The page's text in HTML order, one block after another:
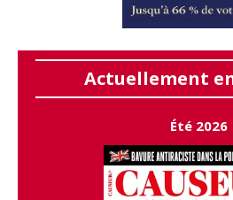
Actuellement
Été 2026